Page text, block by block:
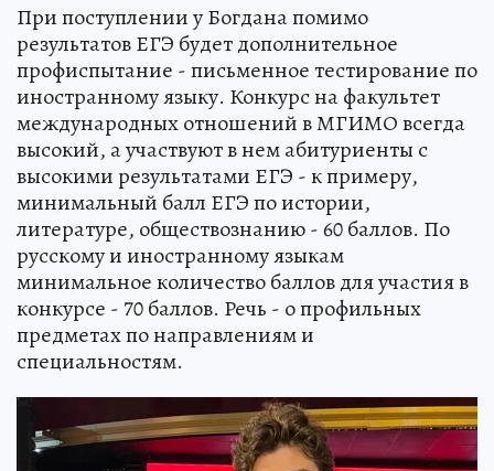
При поступлении у Богдана помимо
результатов ЕГЭ будет дополнительное
профиспытание - письменное тестирование по
иностранному языку. Конкурс на факультет
международных отношений в МГИМО всегда
высокий, а участвуют в нем абитуриенты с
высокими результатами ЕГЭ - к примеру,
минимальный балл ЕГЭ по истории,
литературе, обществознанию - 60 баллов. По
русскому и иностранному языкам
минимальное количество баллов для участия в
конкурсе - 70 баллов. Речь - о профильных
предметах по направлениям и
специальностям.